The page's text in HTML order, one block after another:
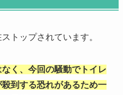
トップされています。
く、今回の騒動でトイレ
到する恐れがあるため一